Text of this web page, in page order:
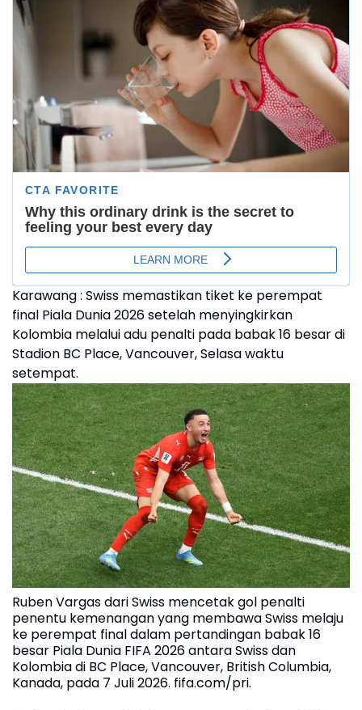
Karawang : Swiss memastikan tiket ke perempat
final Piala Dunia 2026 setelah menyingkirkan
Kolombia melalui adu penalti pada babak 16 besar di
Stadion BC Place, Vancouver, Selasa waktu
setempat.
Ruben Vargas dari Swiss mencetak gol penalti
penentu kemenangan yang membawa Swiss melaju
ke perempat final dalam pertandingan babak 16
besar Piala Dunia FIFA 2026 antara Swiss dan
Kolombia di BC Place, Vancouver, British Columbia,
Kanada, pada 7 Juli 2026. fifa.com/pri.